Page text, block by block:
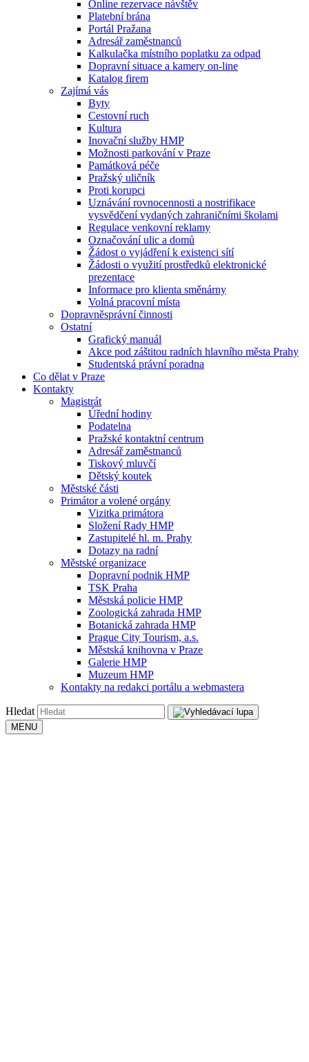
Online rezervace návštěv
Platební brána
Portál Pražana
Adresář zaměstnanců
Kalkulačka místního poplatku za odpad
Dopravní situace a kamery on-line
Katalog firem
Zajímá vás
Byty
Cestovní ruch
Kultura
Inovační služby HMP
Možnosti parkování v Praze
Památková péče
Pražský uličník
Proti korupci
Uznávání rovnocennosti a nostrifikace
vysvědčení vydaných zahraničními školami
Regulace venkovní reklamy
Označování ulic a domů
Žádost o vyjádření k existenci sítí
Žádosti o využití prostředků elektronické
prezentace
Informace pro klienta směnárny
Volná pracovní místa
Dopravněsprávní činnosti
Ostatní
Grafický manuál
Akce pod záštitou radních hlavního města Prahy
Studentská právní poradna
Co dělat v Praze
Kontakty
Magistrát
Úřední hodiny
Podatelna
Pražské kontaktní centrum
Adresář zaměstnanců
Tiskový mluvčí
Dětský koutek
Městské části
Primátor a volené orgány
Vizitka primátora
Složení Rady HMP
Zastupitelé hl. m. Prahy
Dotazy na radní
Městské organizace
Dopravní podnik HMP
TSK Praha
Městská policie HMP
Zoologická zahrada HMP
Botanická zahrada HMP
Prague City Tourism, a.s.
Městská knihovna v Praze
Galerie HMP
Muzeum HMP
Kontakty na redakci portálu a webmastera
Hledat
MENU